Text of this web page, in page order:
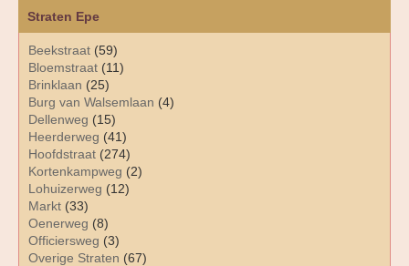
Straten Epe
Beekstraat (59)
Bloemstraat (11)
Brinklaan (25)
Burg van Walsemlaan (4)
Dellenweg (15)
Heerderweg (41)
Hoofdstraat (274)
Kortenkampweg (2)
Lohuizerweg (12)
Markt (33)
Oenerweg (8)
Officiersweg (3)
Overige Straten (67)